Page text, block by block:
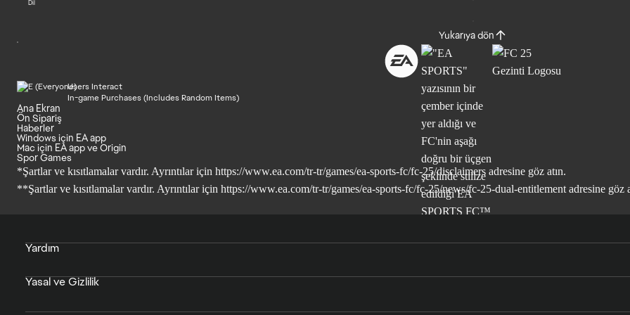
Dil
Yukarıya dön
Users Interact
In-game Purchases (Includes Random Items)
Ana Ekran
Ön Sipariş
Haberler
Windows için EA app
Mac için EA app ve Origin
Spor Games
*Şartlar ve kısıtlamalar vardır. Ayrıntılar için https://www.ea.com/tr-tr/games/ea-sports-fc/fc-25/disclaimers adresine göz atın.
**Şartlar ve kısıtlamalar vardır. Ayrıntılar için https://www.ea.com/tr-tr/games/ea-sports-fc/fc-25/news/fc-25-dual-entitlement adresine göz
Yardım
Yasal ve Gizlilik